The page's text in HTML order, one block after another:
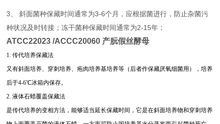
3、 斜面菌种保藏时间通常为3-6个月，应根据菌进行，防止杂菌污
种状况及时转接；冻干菌种保藏时间通常为2-15年；
ATCC22023 /ACCC20060 产朊假丝酵母
1. 传代培养保藏法
又有斜面培养、穿刺培养、疱肉培养基培养等（后者作保藏厌氧细菌用），培养
后于4-6℃冰箱内保存。
2. 液体石蜡覆盖保藏法
是传代培养的变相方法，能够适当延长保藏时间，它是在斜面培养物和穿刺培养